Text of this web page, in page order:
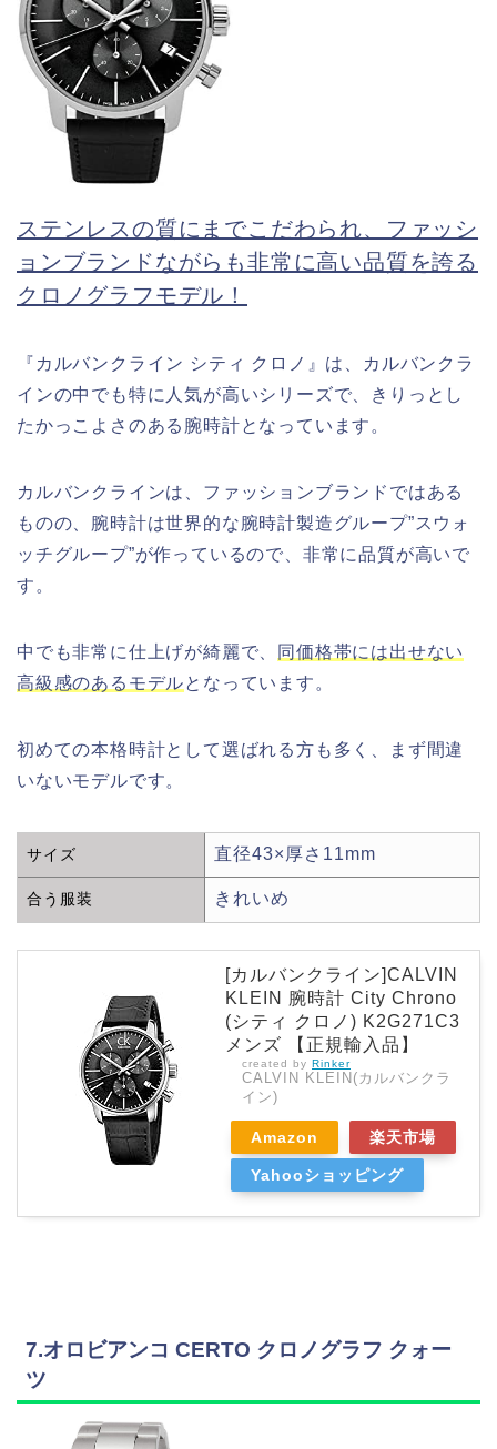
ステンレスの質にまでこだわられ、ファッシ
ョンブランドながらも非常に高い品質を誇る
クロノグラフモデル！
『カルバンクライン シティ クロノ』は、カルバンクラ
インの中でも特に人気が高いシリーズで、きりっとし
たかっこよさのある腕時計となっています。
カルバンクラインは、ファッションブランドではある
ものの、腕時計は世界的な腕時計製造グループ”スウォ
ッチグループ”が作っているので、非常に品質が高いで
す。
中でも非常に仕上げが綺麗で、
同価格帯には出せない
高級感のあるモデルとなっています。
初めての本格時計として選ばれる方も多く、まず間違
いないモデルです。
サイズ 直径43×厚さ11mm
合う服装 きれいめ
[カルバンクライン]CALVIN
KLEIN 腕時計 City Chrono
(シティ クロノ) K2G271C3
メンズ 【正規輸入品】
created by Rinker
CALVIN KLEIN(カルバンクラ
イン)
Amazon 楽天市場
Yahooショッピング
7.オロビアンコ CERTO クロノグラフ クォー
ツ